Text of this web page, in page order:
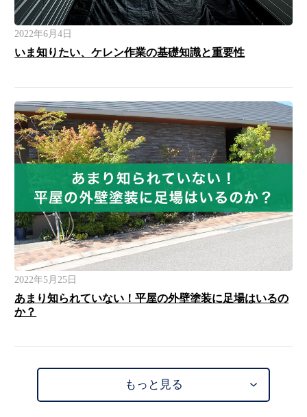
2022年6月4日
いま知りたい、ケレン作業の基礎知識と重要性
2022年5月25日
あまり知られていない！平屋の外壁塗装に足場はいるの
か？
もっと見る